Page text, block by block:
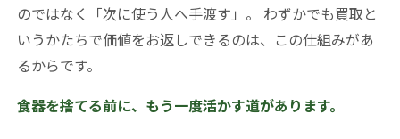
のではなく「次に使う人へ手渡す」。 わずかでも買取と
いうかたちで価値をお返しできるのは、この仕組みがあ
るからです。
食器を捨てる前に、もう一度活かす道があります。